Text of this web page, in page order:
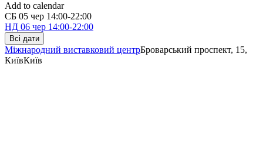
Add to calendar
СБ 05 чер 14:00-22:00
НД 06 чер 14:00-22:00
Всі дати
Міжнародний виставковий центрБроварський проспект, 15,
КиївКиїв